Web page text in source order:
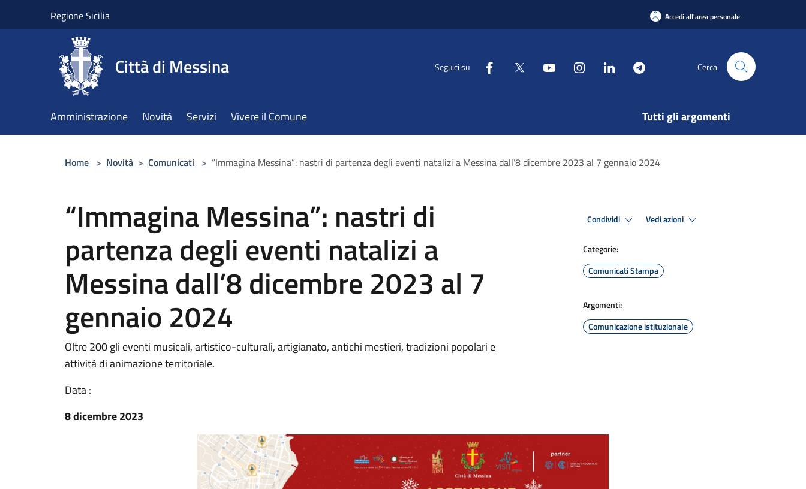
Regione Sicilia Accedi all'area personale
Città di Messina Seguici su Cerca
Amministrazione Novità Servizi Vivere il Comune Tutti gli argomenti
Home > Novità > Comunicati > “Immagina Messina”: nastri di partenza degli eventi natalizi a Messina dall’8 dicembre 2023 al 7 gennaio 2024
“Immagina Messina”: nastri di
partenza degli eventi natalizi a
Messina dall’8 dicembre 2023 al 7
gennaio 2024
Oltre 200 gli eventi musicali, artistico-culturali, artigianato, antichi mestieri, tradizioni popolari e
attività di animazione territoriale.
Data :
8 dicembre 2023
Condividi Vedi azioni
Categorie:
Comunicati Stampa
Argomenti:
Comunicazione istituzionale